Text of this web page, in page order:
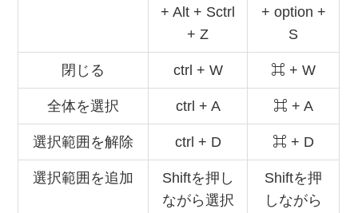
+ Alt + Sctrl
+ Z
+ option +
S
閉じる ctrl + W ⌘ + W
全体を選択 ctrl + A ⌘ + A
選択範囲を解除 ctrl + D ⌘ + D
選択範囲を追加
Shiftを押し
ながら選択
Shiftを押
しながら